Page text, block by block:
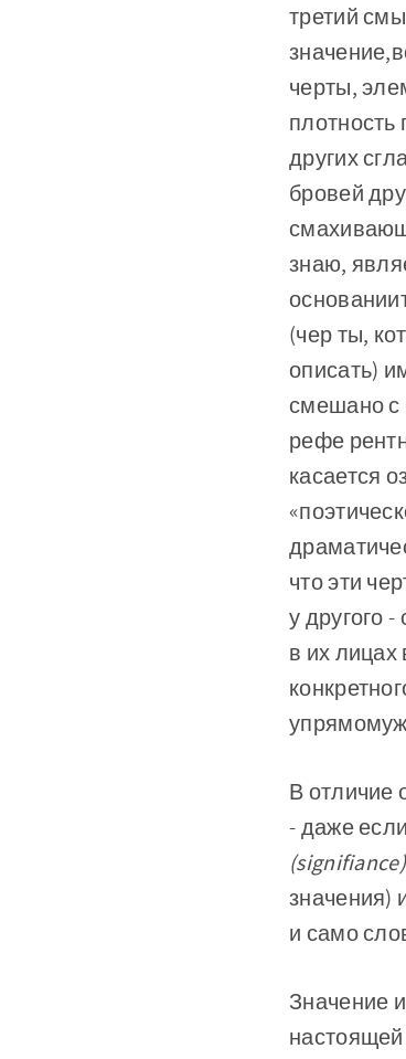
третий
черты,
плотность
других
бровей
знаю,
(чер­ ты,
описать)
смешано с
рефе­
касается
что эти
у другого
в их
В отличие
- даже
значения)
и само
Значение